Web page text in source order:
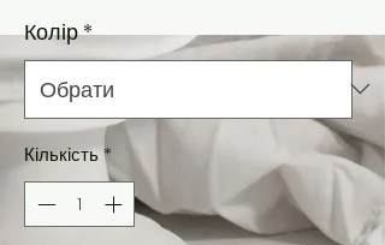
Колір*
Кількість*